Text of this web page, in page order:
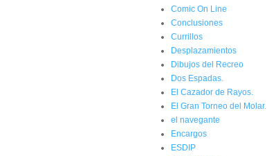
Comic On Line
Conclusiones
Currillos
Desplazamientos
Dibujos del Recreo
Dos Espadas.
El Cazador de Rayos.
El Gran Torneo del Molar.
el navegante
Encargos
ESDIP